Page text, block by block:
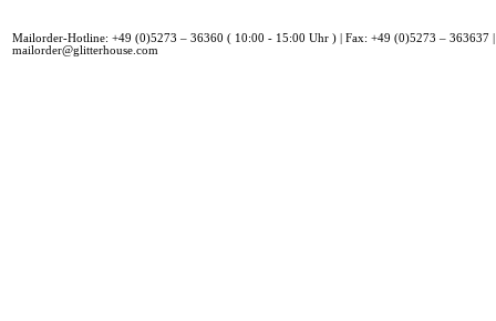
Mailorder-Hotline: +49 (0)5273 – 36360 ( 10:00 - 15:00 Uhr ) | Fax: +49 (0)5273 – 363637
mailorder@glitterhouse.com